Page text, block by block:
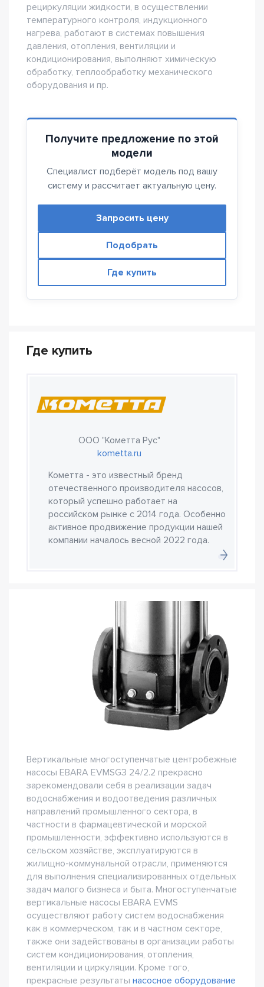
рециркуляции жидкости, в осуществлении
температурного контроля, индукционного
нагрева, работают в системах повышения
давления, отопления, вентиляции и
кондиционирования, выполняют химическую
обработку, теплообработку механического
оборудования и пр.
Получите предложение по этой
модели
Специалист подберёт модель под вашу
систему и рассчитает актуальную цену.
Запросить цену
Подобрать
Где купить
Где купить
ООО "Кометта Рус"
kometta.ru
Кометта - это известный бренд
отечественного производителя насосов,
который успешно работает на
российском рынке с 2014 года. Особенно
активное продвижение продукции нашей
компании началось весной 2022 года.
Вертикальные многоступенчатые центробежные
насосы EBARA EVMSG3 24/2.2 прекрасно
зарекомендовали себя в реализации задач
водоснабжения и водоотведения различных
направлений промышленного сектора, в
частности в фармацевтической и морской
промышленности, эффективно используются в
сельском хозяйстве, эксплуатируются в
жилищно-коммунальной отрасли, применяются
для выполнения специализированных отдельных
задач малого бизнеса и быта. Многоступенчатые
вертикальные насосы EBARA EVMS
осуществляют работу систем водоснабжения
как в коммерческом, так и в частном секторе,
также они задействованы в организации работы
систем кондиционирования, отопления,
вентиляции и циркуляции. Кроме того,
прекрасные результаты насосное оборудование